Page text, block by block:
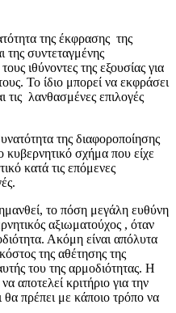
της έκφρασης της
της συντεταγμένης
ιθύνοντες της εξουσίας για
Το ίδιο μπορεί να εκφράσει
τις λανθασμένες επιλογές
της διαφοροποίησης
σχήμα που είχε
κατά τις επόμενες
το πόση μεγάλη ευθύνη
αξιωματούχος , όταν
Ακόμη είναι απόλυτα
της αθέτησης της
του της αρμοδιότητας. Η
αποτελεί κριτήριο για την
θα πρέπει με κάποιο τρόπο να